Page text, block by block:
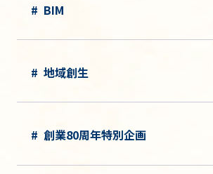
BIM
地域創生
創業80周年特別企画